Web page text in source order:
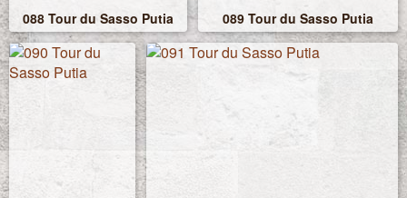
088 Tour du Sasso Putia 089 Tour du Sasso Putia